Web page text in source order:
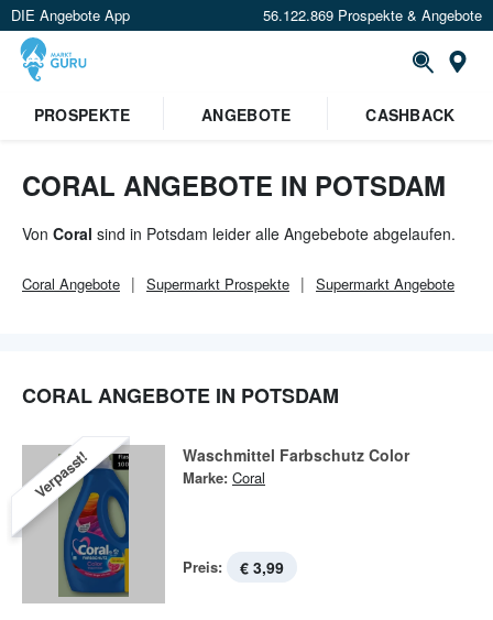
DIE Angebote App 56.122.869 Prospekte & Angebote
PROSPEKTE ANGEBOTE CASHBACK
CORAL ANGEBOTE IN POTSDAM
Von Coral sind in Potsdam leider alle Angebebote abgelaufen.
Coral Angebote Supermarkt Prospekte Supermarkt Angebote
CORAL ANGEBOTE IN POTSDAM
Verpasst! Waschmittel Farbschutz Color
Marke: Coral
Preis: € 3,99